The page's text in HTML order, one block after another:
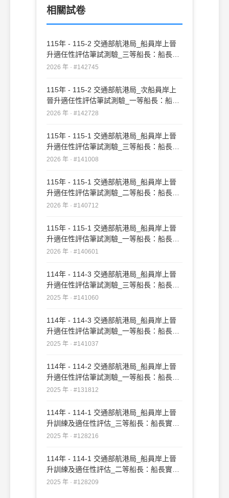
相關試卷
115年 - 115-2 交通部航港局_船員岸上晉
升適任性評估筆試測驗_三等船長：船長實
務#142745
2026 年 · #142745
115年 - 115-2 交通部航港局_次船員岸上
晉升適任性評估筆試測驗_一等船長：船長
實務#142728
2026 年 · #142728
115年 - 115-1 交通部航港局_船員岸上晉
升適任性評估筆試測驗_三等船長：船長實
務#141008
2026 年 · #141008
115年 - 115-1 交通部航港局_船員岸上晉
升適任性評估筆試測驗_二等船長：船長實
務#140712
2026 年 · #140712
115年 - 115-1 交通部航港局_船員岸上晉
升適任性評估筆試測驗_一等船長：船長實
務#140601
2026 年 · #140601
114年 - 114-3 交通部航港局_船員岸上晉
升適任性評估筆試測驗_三等船長：船長實
務#141060
2025 年 · #141060
114年 - 114-3 交通部航港局_船員岸上晉
升適任性評估筆試測驗_一等船長：船長實
務#141037
2025 年 · #141037
114年 - 114-2 交通部航港局_船員岸上晉
升適任性評估筆試測驗_一等船長：船長實
務#131812
2025 年 · #131812
114年 - 114-1 交通部航港局_船員岸上晉
升訓練及適任性評估_三等船長：船長實務
#128216
2025 年 · #128216
114年 - 114-1 交通部航港局_船員岸上晉
升訓練及適任性評估_二等船長：船長實務
#128209
2025 年 · #128209